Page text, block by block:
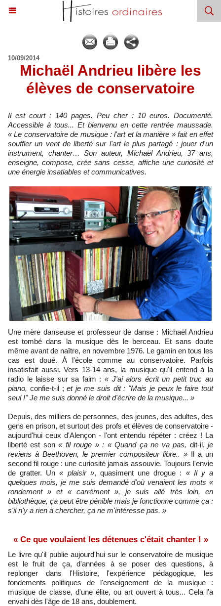
10/09/2014
Michaël Andrieu libère les
élèves de conservatoire
Il est court : 140 pages. Peu cher : 10 euros. Documenté.
Accessible à tous... Et bienvenu en cette rentrée maussade.
« Le conservatoire de musique : l'art et la manière » fait en effet
souffler un vent de liberté sur l'art le plus partagé : jouer d'un
instrument, chanter… Son auteur, Michaël Andrieu, 37 ans,
enseigne, compose, crée sans cesse, affiche une curiosité et
une énergie insatiables et communicatives.
Une mère danseuse et professeur de danse : Michaël Andrieu
est tombé dans la musique dès le berceau. Et sans doute
même avant de naître, en novembre 1976. Le gamin en tous les
cas est doué. À l'école comme au conservatoire. Parfois
insatisfait aussi. Vers 13-14 ans, la musique qu'il entend à la
radio le laisse sur sa faim : « J'ai alors écrit un petit truc au
piano, confie-t-il ; et je me suis dit : "Mais je peux le faire tout
seul !" Je me suis donné le droit d'écrire de la musique... »
Depuis, des milliers de personnes, des jeunes, des adultes, des
gens en prison, et surtout des profs et élèves de conservatoire -
aujourd'hui ceux d'Alençon - l'ont entendu répéter : créez ! La
liberté est son« fil rouge » : « Quand ça ne va pas, dit-il,je
reviens à Beethoven, le premier compositeur libre.. » Il a un
second fil rouge : une curiosité jamais assouvie. Toujours l'envie
de gratter. Un« plaisir », quasiment une drogue : « Il y a
quelques mois, je me suis demandé d'où venaient les mots «
rondement » et « carrément », je suis allé très loin, en
bibliothèque, ça peut être pénible mais je fonctionne comme ça :
s'il n'y a rien à chercher, ça ne m'intéresse pas. »
« Ce que voulaient les détenues c'était chanter ! »
Le livre qu'il publie aujourd'hui sur le conservatoire de musique
est le fruit de ça, d'années à se poser des questions, à
replonger dans l'Histoire, l'expérience pédagogique, les
fondements politiques de l'enseignement de la musique :
musique de classe, d'une élite, ou art ouvert à tous... Cela l'a
envahi dès l'âge de 18 ans, doublement.